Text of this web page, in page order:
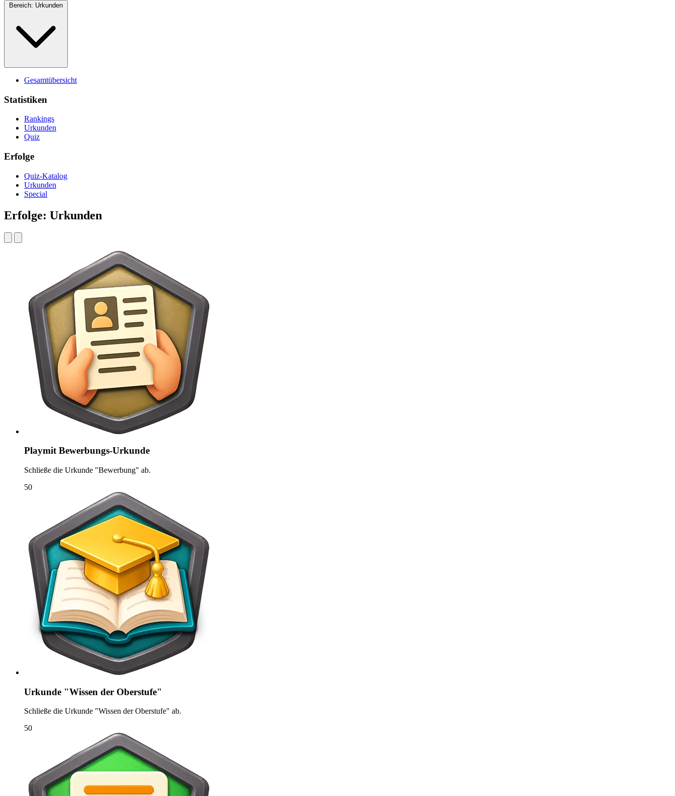
Bereich: Urkunden
Gesamtübersicht
Statistiken
Rankings
Urkunden
Quiz
Erfolge
Quiz-Katalog
Urkunden
Special
Erfolge: Urkunden
Playmit Bewerbungs-Urkunde
Schließe die Urkunde "Bewerbung" ab.
50
Urkunde "Wissen der Oberstufe"
Schließe die Urkunde "Wissen der Oberstufe" ab.
50